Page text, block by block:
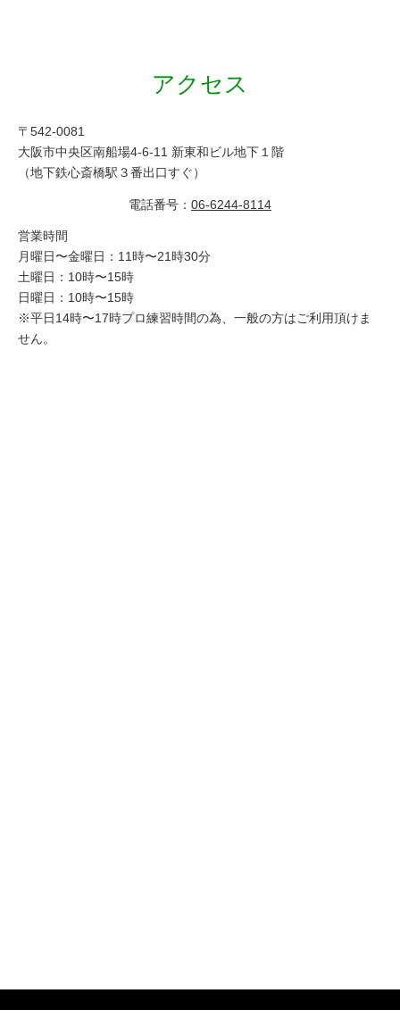
アクセス
〒542-0081
大阪市中央区南船場4-6-11 新東和ビル地下１階
（地下鉄心斎橋駅３番出口すぐ）
電話番号： 06-6244-8114
営業時間
月曜日〜金曜日：11時〜21時30分
土曜日：10時〜15時
日曜日：10時〜15時
※平日14時〜17時プロ練習時間の為、一般の方はご利用頂けま
せん。